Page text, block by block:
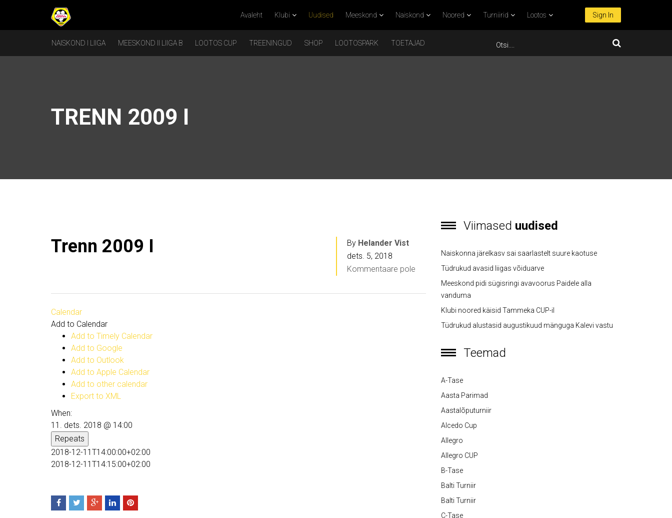
Avaleht Klubi Uudised Meeskond Naiskond Noored Turniirid Lootos Sign In
NAISKOND I LIIGA MEESKOND II LIIGA B LOOTOS CUP TREENINGUD SHOP LOOTOSPARK TOETAJAD
TRENN 2009 I
Trenn 2009 I By Helander Vist
dets. 5, 2018
Kommentaare pole
Calendar
Add to Calendar
Add to Timely Calendar
Add to Google
Add to Outlook
Add to Apple Calendar
Add to other calendar
Export to XML
When:
11. dets. 2018 @ 14:00
Repeats
2018-12-11T14:00:00+02:00
2018-12-11T14:15:00+02:00
Viimased uudised
Naiskonna järelkasv sai saarlastelt suure kaotuse
Tüdrukud avasid liigas võiduarve
Meeskond pidi sügisringi avavoorus Paidele alla
vanduma
Klubi noored käisid Tammeka CUP-il
Tüdrukud alustasid augustikuud mänguga Kalevi vastu
Teemad
A-Tase
Aasta Parimad
Aastalõputurniir
Alcedo Cup
Allegro
Allegro CUP
B-Tase
Balti Turniir
Balti Turniir
C-Tase